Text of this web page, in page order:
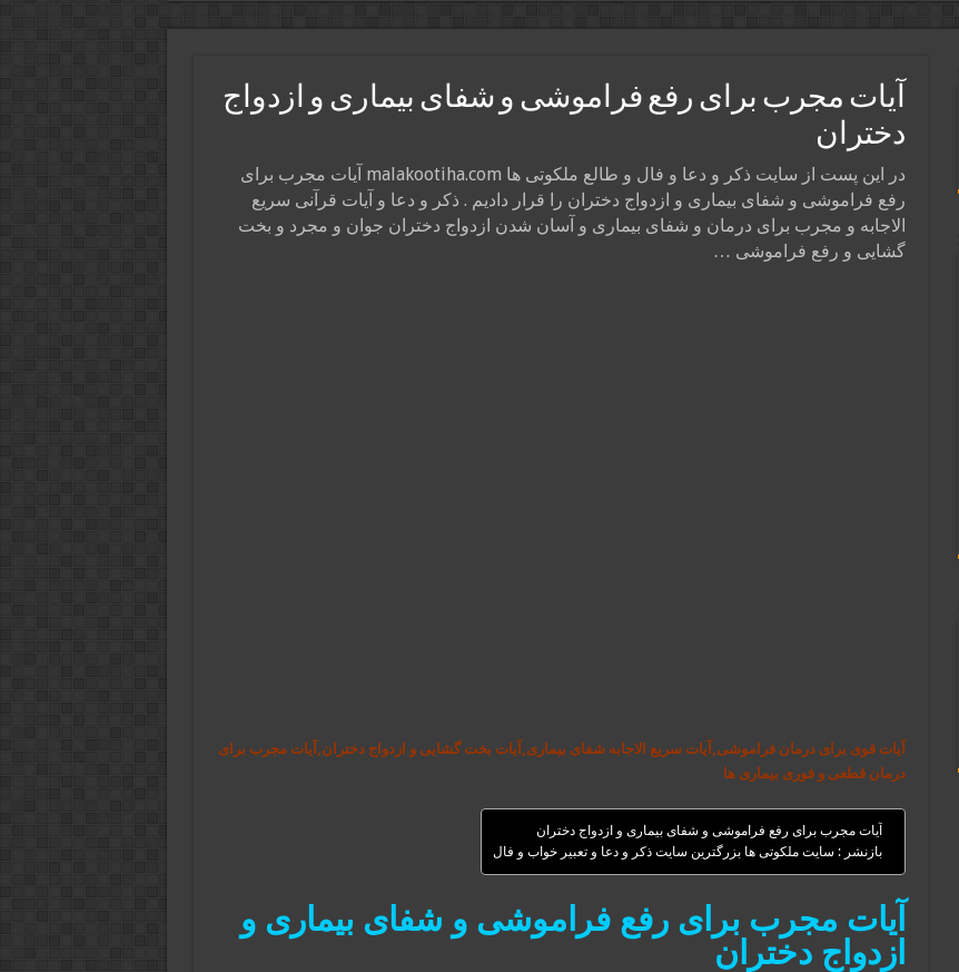
| ذکر اسماء الحسنی برآورده شدن حاجت
متن دعا و اذکار مجرب
آیات مجرب برای رفع فراموشی و شفای بیماری و ازدواج
دختران
در این پست از سایت ذکر و دعا و فال و طالع ملکوتی ها malakootiha.com آیات مجرب برای
رفع فراموشی و شفای بیماری و ازدواج دختران را قرار دادیم . ذکر و دعا و آیات قرآنی سریع
الاجابه و مجرب برای درمان و شفای بیماری و آسان شدن ازدواج دختران جوان و مجرد و بخت
گشایی و رفع فراموشی …
آیات قوی برای درمان فراموشی,آیات سریع الاجابه شفای بیماری,آیات بخت گشایی و ازدواج دختران,آیات مجرب برای
درمان قطعی و فوری بیماری ها
آیات مجرب برای رفع فراموشی و شفای بیماری و ازدواج دختران
بازنشر : سایت ملکوتی ها بزرگترین سایت ذکر و دعا و تعبیر خواب و فال
آیات مجرب برای رفع فراموشی و شفای بیماری و
ازدواج دختران